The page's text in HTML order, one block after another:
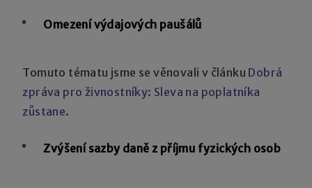
Omezení výdajových paušálů
Tomuto tématu jsme se věnovali v článku Dobrá
zpráva pro živnostníky: Sleva na poplatníka
zůstane.
Zvýšení sazby daně z příjmu fyzických osob